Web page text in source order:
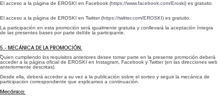
El acceso a la página de EROSKI en Facebook (https://www.facebook.com/Eroski) es gratuito.
El acceso a la página de EROSKI en Twitter (https://twitter.com/EROSKI) es gratuito.
La participación en esta promoción será igualmente gratuita y conllevará la aceptación íntegra
de las presentes bases por parte del/de la participante.
5.- MECÁNICA DE LA PROMOCIÓN.
Quien cumpliendo los requisitos anteriores desee tomar parte en la presente promoción deberá
acceder a la página oficial de EROSKI en Instagram, Facebook y Twitter (en las direcciones web
anteriormente descritas).
Desde ella, deberá acceder a su vez a la publicación sobre el sorteo y seguir la mecánica de
participación correspondiente que explicamos a continuación.
Mecánica: